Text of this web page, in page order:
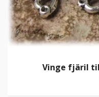
Vinge fjäril